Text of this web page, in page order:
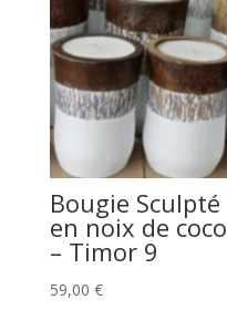
Bougie Sculpté
en noix de coco
– Timor 9
59,00 €